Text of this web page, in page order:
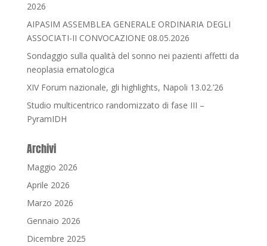
2026
AIPASIM ASSEMBLEA GENERALE ORDINARIA DEGLI
ASSOCIATI-II CONVOCAZIONE 08.05.2026
Sondaggio sulla qualità del sonno nei pazienti affetti da
neoplasia ematologica
XIV Forum nazionale, gli highlights, Napoli 13.02.’26
Studio multicentrico randomizzato di fase III –
PyramIDH
Archivi
Maggio 2026
Aprile 2026
Marzo 2026
Gennaio 2026
Dicembre 2025